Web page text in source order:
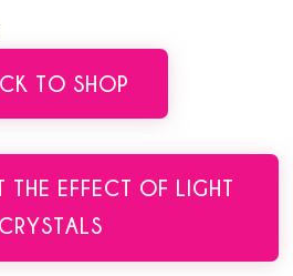
TO SHOP
THE EFFECT OF LIGHT
CRYSTALS